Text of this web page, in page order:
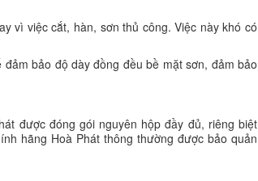
vì việc cắt, hàn, sơn thủ công. Việc này khó có
bảo độ dày đồng đều bề mặt sơn, đảm bảo
được đóng gói nguyên hộp đầy đủ, riêng biệt
hãng Hoà Phát thông thường được bảo quản